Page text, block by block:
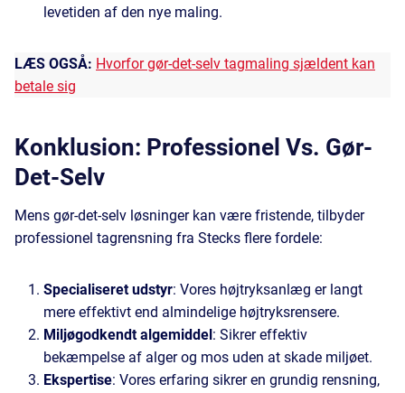
levetiden af den nye maling.
LÆS OGSÅ: Hvorfor gør-det-selv tagmaling sjældent kan
betale sig
Konklusion: Professionel Vs. Gør-
Det-Selv
Mens gør-det-selv løsninger kan være fristende, tilbyder
professionel tagrensning fra Stecks flere fordele:
Specialiseret udstyr: Vores højtryksanlæg er langt
mere effektivt end almindelige højtryksrensere.
Miljøgodkendt algemiddel : Sikrer effektiv
bekæmpelse af alger og mos uden at skade miljøet.
Ekspertise: Vores erfaring sikrer en grundig rensning,